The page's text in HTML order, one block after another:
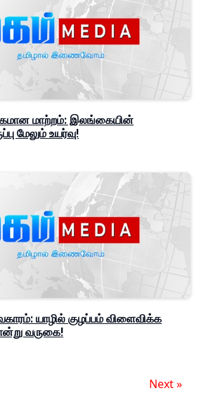
மாற்றம்: இலங்கையின்
மேலும் உயர்வு!
யாழில் குழப்பம் விளைவிக்க
வருகை!
Next »